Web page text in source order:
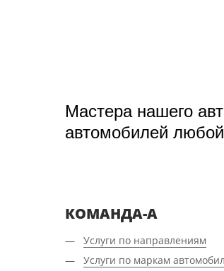
Мастера нашего
автомобилей
КОМАНДА-А
Услуги по направлениям
Услуги по маркам